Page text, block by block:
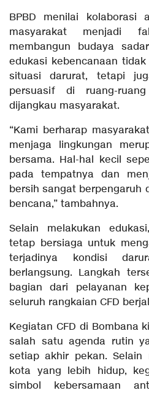
BPBD menilai kolaborasi
masyarakat menjadi
membangun budaya
edukasi kebencanaan
situasi darurat, tetapi
persuasif di ruang-
dijangkau masyarakat.
“Kami berharap
menjaga lingkungan
bersama. Hal-hal kecil
pada tempatnya dan
bersih sangat berpengaruh
bencana,” tambahnya.
Selain melakukan
tetap bersiaga untuk
terjadinya kondisi
berlangsung. Langkah
bagian dari pelayanan
seluruh rangkaian CFD
Kegiatan CFD di Bombana
salah satu agenda rutin
setiap akhir pekan. Selain
kota yang lebih hidup,
simbol kebersamaan